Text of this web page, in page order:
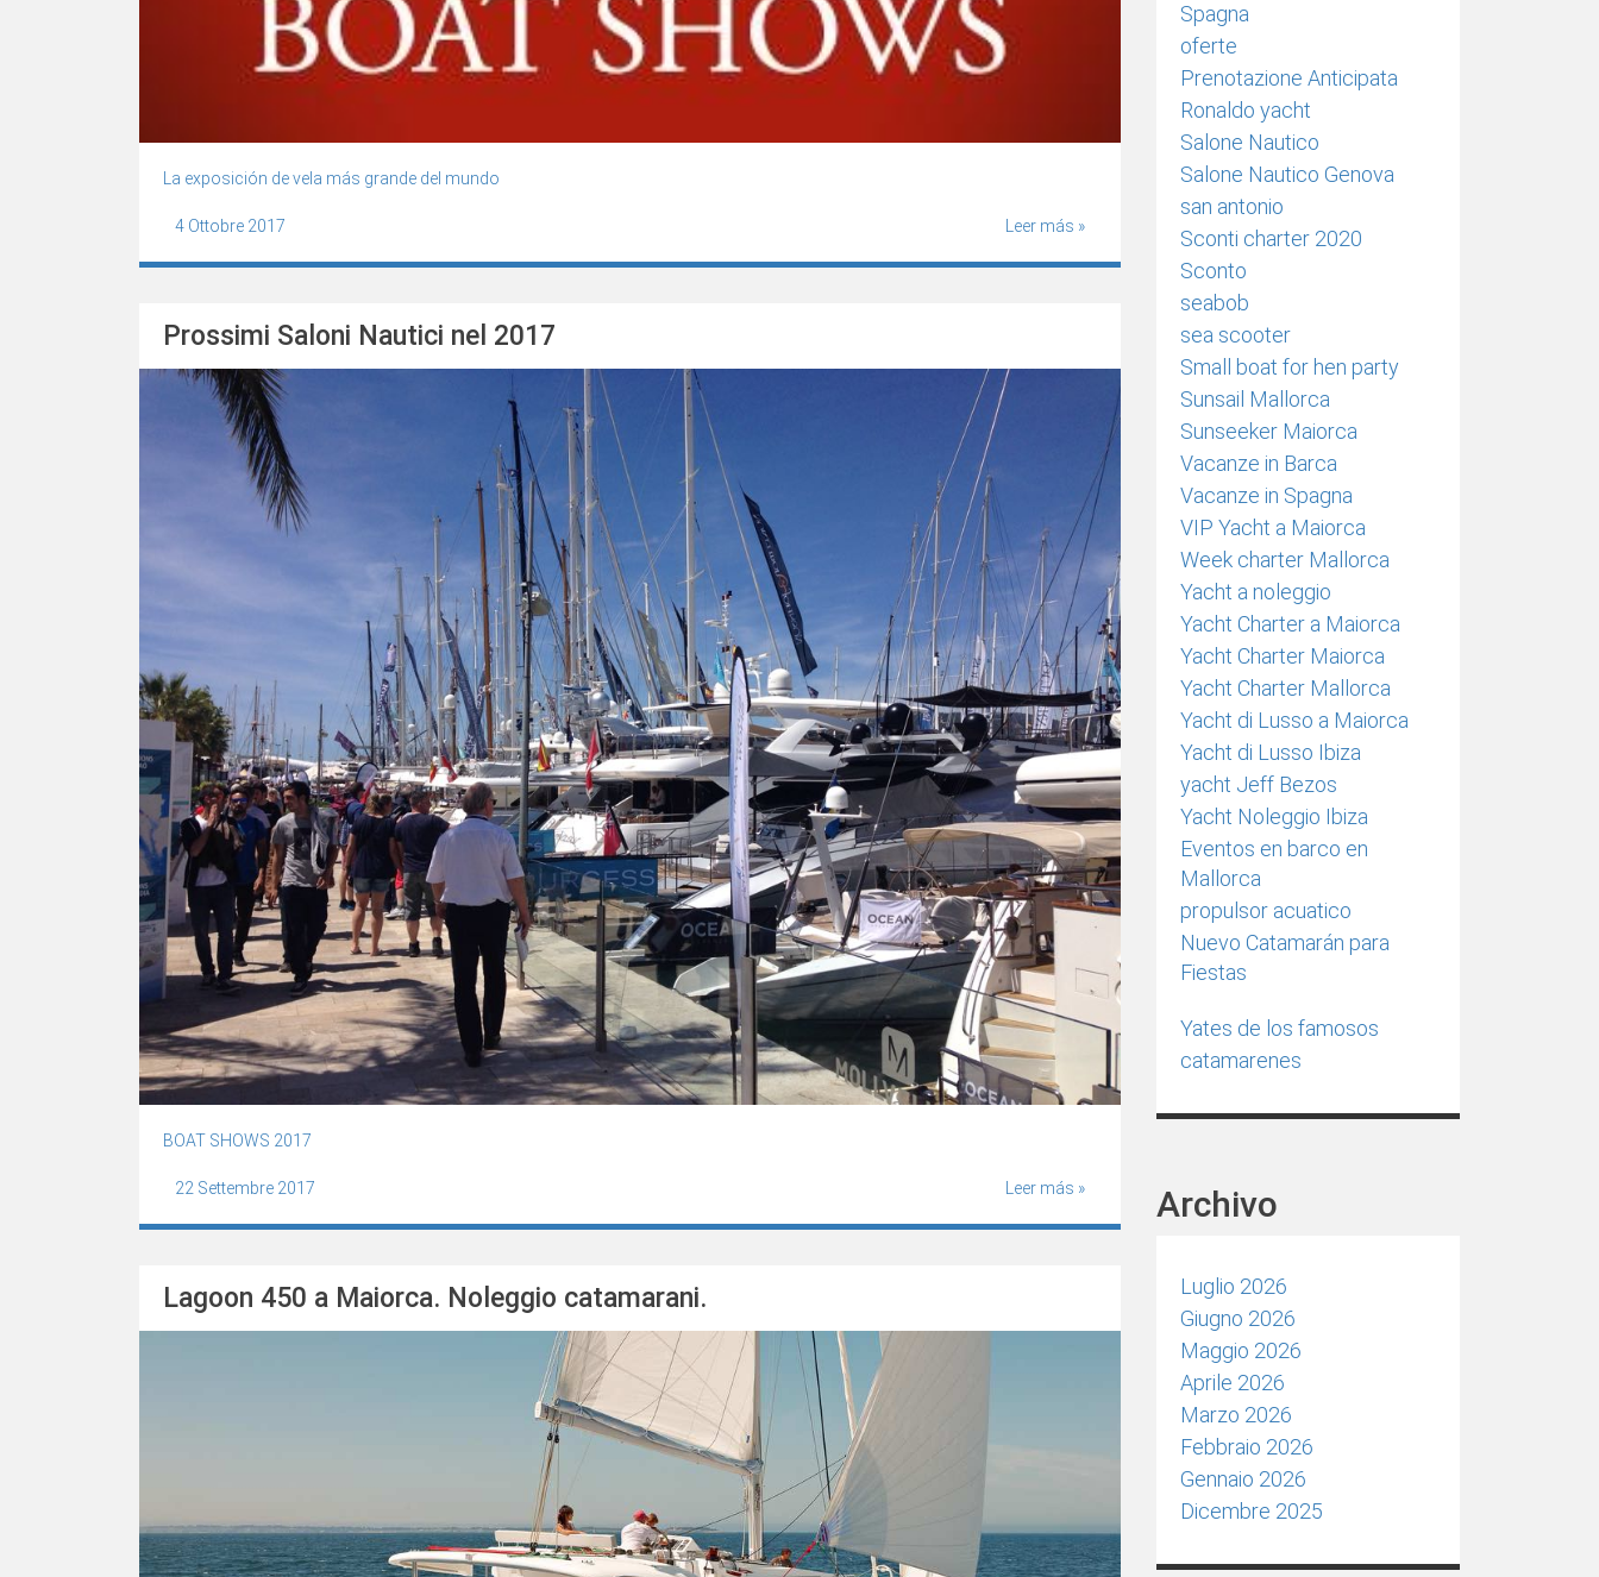
La exposición de vela más grande del mundo
4 Ottobre 2017 Leer más »
Prossimi Saloni Nautici nel 2017
BOAT SHOWS 2017
22 Settembre 2017 Leer más »
Lagoon 450 a Maiorca. Noleggio catamarani.
Spagna
oferte
Prenotazione Anticipata
Ronaldo yacht
Salone Nautico
Salone Nautico Genova
san antonio
Sconti charter 2020
Sconto
seabob
sea scooter
Small boat for hen party
Sunsail Mallorca
Sunseeker Maiorca
Vacanze in Barca
Vacanze in Spagna
VIP Yacht a Maiorca
Week charter Mallorca
Yacht a noleggio
Yacht Charter a Maiorca
Yacht Charter Maiorca
Yacht Charter Mallorca
Yacht di Lusso a Maiorca
Yacht di Lusso Ibiza
yacht Jeff Bezos
Yacht Noleggio Ibiza
Eventos en barco en
Mallorca
propulsor acuatico
Nuevo Catamarán para
Fiestas
Yates de los famosos
catamarenes
Archivo
Luglio 2026
Giugno 2026
Maggio 2026
Aprile 2026
Marzo 2026
Febbraio 2026
Gennaio 2026
Dicembre 2025